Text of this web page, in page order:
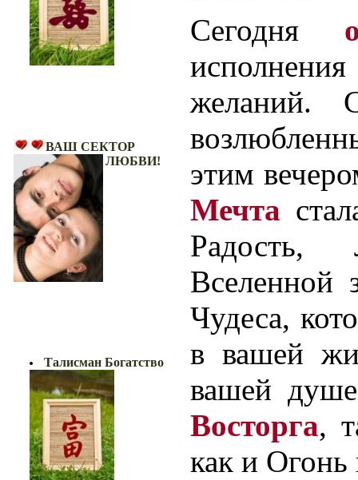
ВАШ СЕКТОР
ЛЮБВИ!
Талисман Богатство
Сегодня
желаний.
этим
Мечта
Радость,
Вселенной
Чудеса,
в вашей
вашей
Восторга,
как и Огонь